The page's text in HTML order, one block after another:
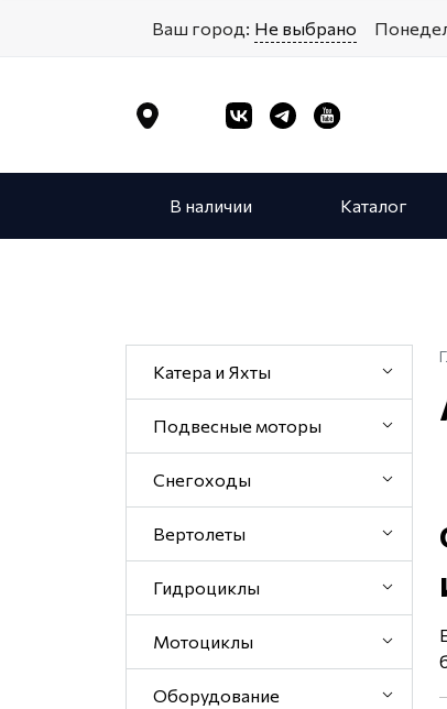
Ваш город: Не выбрано
В наличии Каталог
Катера и Яхты
Подвесные моторы
Снегоходы
Вертолеты
Гидроциклы
Мотоциклы
Оборудование